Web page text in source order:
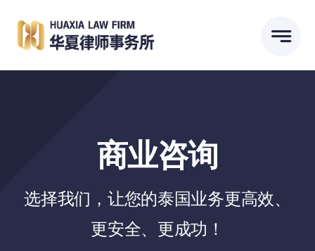
容
商业咨询
选择我们，让您的泰国业务更高效、
更安全、更成功！